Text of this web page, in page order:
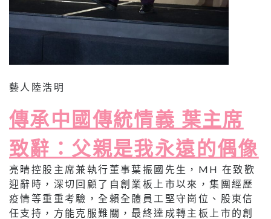
藝人陸浩明
傳承中國傳統情義 葉主席
致辭：父親是我永遠的偶像
亮晴控股主席兼執行董事葉振國先生，MH 在致歡
迎辭時，深切回顧了自創業板上市以來，集團經歷
疫情等重重考驗，全賴全體員工堅守崗位、股東信
任支持，方能克服難關，最終達成轉主板上市的創